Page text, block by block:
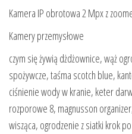
Kamera IP obrotowa 2 Mpx z
Kamery przemysłowe
czym się żywią dżdżownice, wąż
spożywcze, taśma scotch blue,
ciśnienie wody w kranie, keter
rozporowe 8, magnusson
wisząca, ogrodzenie z siatki krok